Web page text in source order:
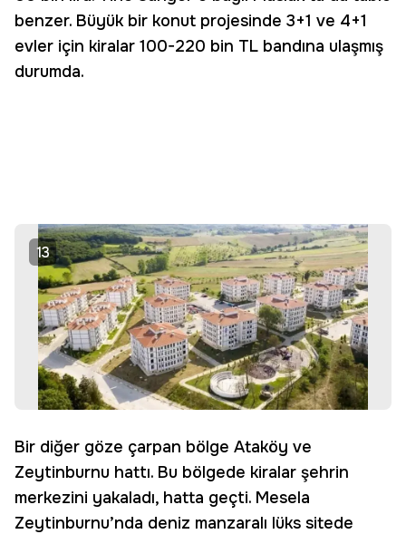
benzer. Büyük bir konut projesinde 3+1 ve 4+1
evler için kiralar 100-220 bin TL bandına ulaşmış
durumda.
13
Bir diğer göze çarpan bölge Ataköy ve
Zeytinburnu hattı. Bu bölgede kiralar şehrin
merkezini yakaladı, hatta geçti. Mesela
Zeytinburnu’nda deniz manzaralı lüks sitede